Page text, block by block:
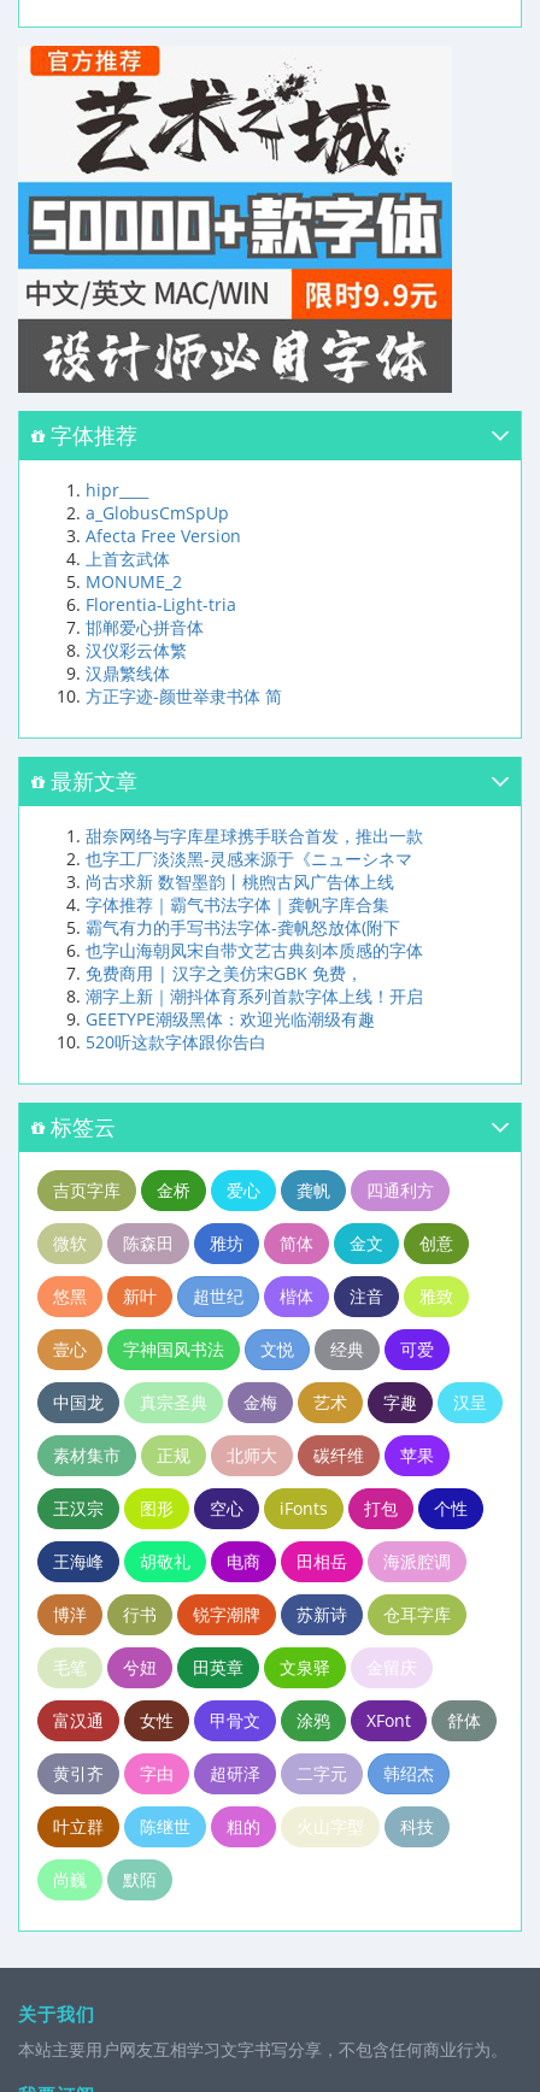
字体推荐
hipr____
a_GlobusCmSpUp
Afecta Free Version
上首玄武体
MONUME_2
Florentia-Light-tria
邯郸爱心拼音体
汉仪彩云体繁
汉鼎繁线体
方正字迹-颜世举隶书体 简
最新文章
甜奈网络与字库星球携手联合首发，推出一款
也字工厂淡淡黑-灵感来源于《ニューシネマ
尚古求新 数智墨韵丨桃煦古风广告体上线
字体推荐｜霸气书法字体｜龚帆字库合集
霸气有力的手写书法字体-龚帆怒放体(附下
也字山海朝凤宋自带文艺古典刻本质感的字体
免费商用 | 汉字之美仿宋GBK 免费，
潮字上新｜潮抖体育系列首款字体上线！开启
GEETYPE潮级黑体：欢迎光临潮级有趣
520听这款字体跟你告白
标签云
吉页字库 金桥 爱心 龚帆 四通利方
微软 陈森田 雅坊 简体 金文 创意
悠黑 新叶 超世纪 楷体 注音 雅致
壹心 字神国风书法 文悦 经典 可爱
中国龙 真宗圣典 金梅 艺术 字趣 汉呈
素材集市 正规 北师大 碳纤维 苹果
王汉宗 图形 空心 iFonts 打包 个性
王海峰 胡敬礼 电商 田相岳 海派腔调
博洋 行书 锐字潮牌 苏新诗 仓耳字库
毛笔 兮妞 田英章 文泉驿 金留庆
富汉通 女性 甲骨文 涂鸦 XFont 舒体
黄引齐 字由 超研泽 二字元 韩绍杰
叶立群 陈继世 粗的 火山字型 科技
尚巍 默陌
关于我们
本站主要用户网友互相学习文字书写分享，不包含任何商业行为。